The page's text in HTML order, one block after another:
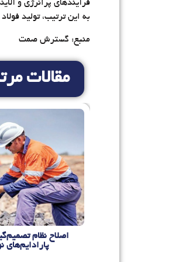
فرآیندهای پرانرژی و
به این ترتیب، تولید
منبع: گسترش صمت
مقالات
معدن کاری به
نیست/ هم